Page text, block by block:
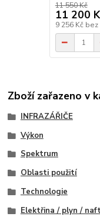
11 550 Kč
11 200
9 256 Kč bez
Zboží zařazeno v
INFRAZÁŘIČE
Výkon
Spektrum
Oblasti použití
Technologie
Elektřina / plyn /